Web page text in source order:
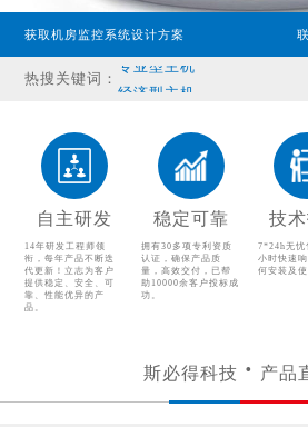
获取机房监控系统设计方案
热搜关键词：
经济型主机
温湿度传感器
配电监控设备
气体监控设备
其他配件产品
自主研发
14年研发工程师领
衔，每年产品不断迭
代更新！立志为客户
提供稳定、安全、可
靠、性能优异的产
品。
稳定可靠
拥有30多项专利资质
认证，确保产品质
量，高效交付，已帮
助10000余客户投标成
功。
技
7*24h无忧
小时快速
何安装及使
斯必得科技 产品